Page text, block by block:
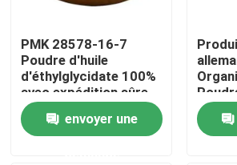
PMK 28578-16-7
Poudre d'huile
d'éthylglycidate 100%
avec expédition sûre
envoyer une